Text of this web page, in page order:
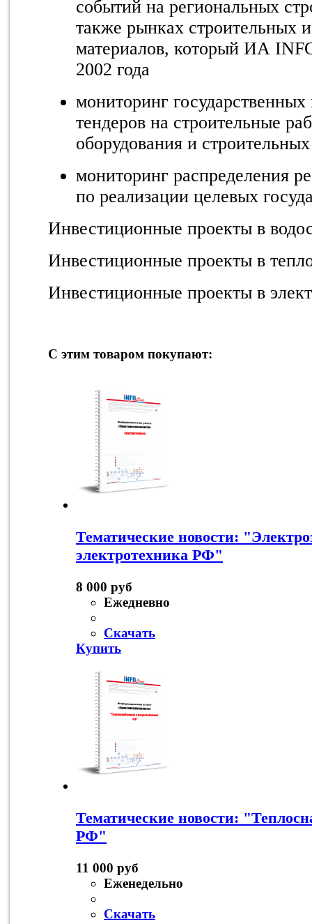
событий на региональных
также рынках строительных
материалов, который ИА
2002 года
мониторинг
тендеров на строительные
оборудования и
мониторинг распределения
по реализации целевых
Инвестиционные проекты в
Инвестиционные проекты в
Инвестиционные проекты в
С этим товаром покупают:
Тематические новости:
электротехника РФ"
8 000 руб
Ежедневно
Скачать
Купить
Тематические новости:
РФ"
11 000 руб
Еженедельно
Скачать